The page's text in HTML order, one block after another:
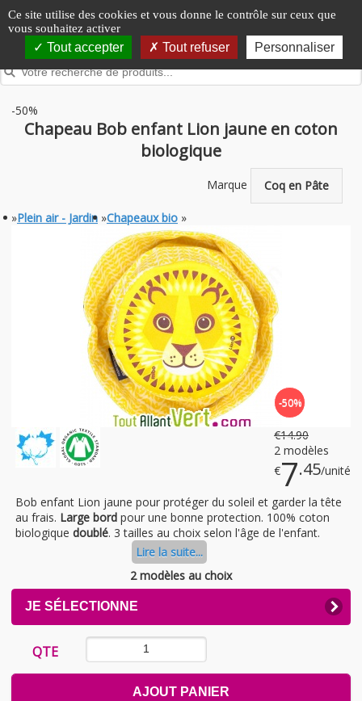
Panneau de gestion des cookies
Ce site utilise des cookies et vous donne le contrôle sur ceux que
vous souhaitez activer
Tout accepter Tout refuser Personnaliser
-50%
Chapeau Bob enfant Lion jaune en coton
biologique
Marque Coq en Pâte
»Plein air - Jardin »Chapeaux bio »
-50%
€14.90
2 modèles
€7.45/unité
Bob enfant Lion jaune pour protéger du soleil et garder la tête
au frais. Large bord pour une bonne protection. 100% coton
biologique doublé. 3 tailles au choix selon l'âge de l'enfant.
Lire la suite...
2 modèles au choix
JE SÉLECTIONNE
EXPAND
CONTENTS
QTE
AJOUT PANIER